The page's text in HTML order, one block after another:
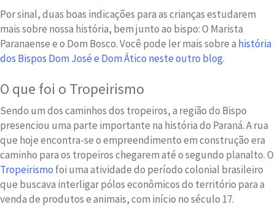
Por sinal, duas boas indicações para as crianças estudarem
mais sobre nossa história, bem junto ao bispo: O Marista
Paranaense e o Dom Bosco. Você pode ler mais sobre a história
dos Bispos Dom José e Dom Ático neste outro blog.
O que foi o Tropeirismo
Sendo um dos caminhos dos tropeiros, a região do Bispo
presenciou uma parte importante na história do Paraná. A rua
que hoje encontra-se o empreendimento em construção era
caminho para os tropeiros chegarem até o segundo planalto. O
Tropeirismo foi uma atividade do período colonial brasileiro
que buscava interligar pólos econômicos do território para a
venda de produtos e animais, com início no século 17.